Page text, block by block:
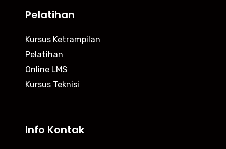
Pelatihan
Kursus Ketrampilan
Pelatihan
Online LMS
Kursus Teknisi
Info Kontak